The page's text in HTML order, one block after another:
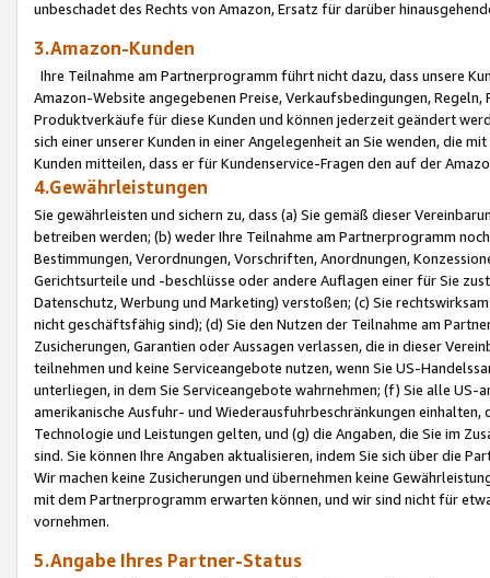
unbeschadet des Rechts von Amazon, Ersatz für darüber
3.Amazon-Kunden
Ihre Teilnahme am Partnerprogramm führt nicht dazu, dass unsere
Amazon-Website angegebenen Preise, Verkaufsbedingungen,
Produktverkäufe für diese Kunden und können jederzeit geändert
sich einer unserer Kunden in einer Angelegenheit an Sie wenden, die
Kunden mitteilen, dass er für Kundenservice-Fragen den auf der
4.Gewährleistungen
Sie gewährleisten und sichern zu, dass (a) Sie gemäß dieser
betreiben werden; (b) weder Ihre Teilnahme am Partnerprogramm
Bestimmungen, Verordnungen, Vorschriften, Anordnungen,
Gerichtsurteile und -beschlüsse oder andere Auflagen einer für Sie
Datenschutz, Werbung und Marketing) verstoßen; (c) Sie
nicht geschäftsfähig sind); (d) Sie den Nutzen der Teilnahme am
Zusicherungen, Garantien oder Aussagen verlassen, die in dieser
teilnehmen und keine Serviceangebote nutzen, wenn Sie US-
unterliegen, in dem Sie Serviceangebote wahrnehmen; (f) Sie alle
amerikanische Ausfuhr- und Wiederausfuhrbeschränkungen
Technologie und Leistungen gelten, und (g) die Angaben, die Sie im
sind. Sie können Ihre Angaben aktualisieren, indem Sie sich über die
Wir machen keine Zusicherungen und übernehmen keine
mit dem Partnerprogramm erwarten können, und wir sind nicht für
vornehmen.
5.Angabe Ihres Partner-Status